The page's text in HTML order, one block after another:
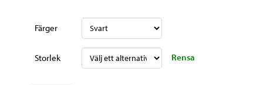
Färger
Storlek Rensa